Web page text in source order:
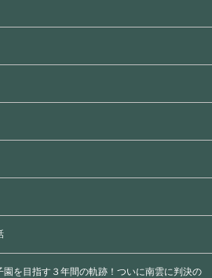
を目指す３年間の軌跡！ついに南雲に判決の